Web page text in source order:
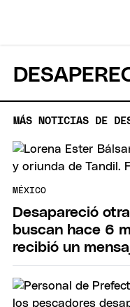
MÁS NOTICIAS DE
MÉXICO
Desapareció
buscan hace 6
recibió un